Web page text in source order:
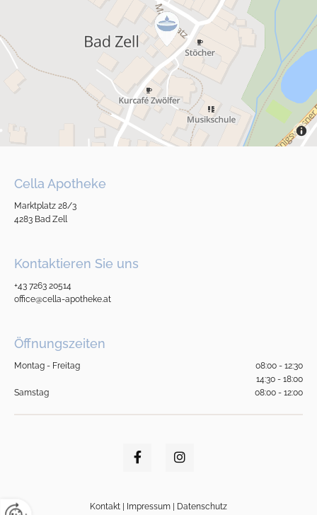
Cella Apotheke
Marktplatz 28/3
4283 Bad Zell
Kontaktieren Sie uns
+43 7263 20514
office@cella-apotheke.at
Öffnungszeiten
Montag - Freitag
08:00 - 12:30
14:30 - 18:00
Samstag
08:00 - 12:00
Kontakt | Impressum | Datenschutz